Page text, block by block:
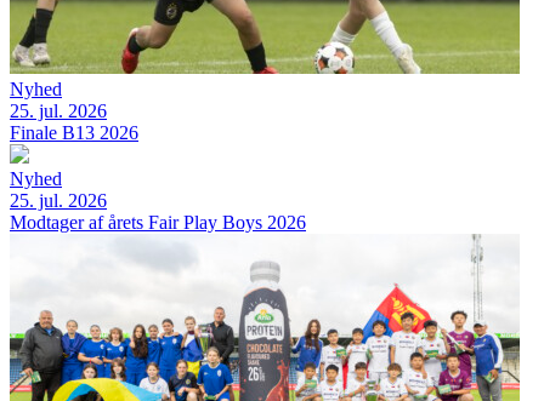
Nyhed
25. jul. 2026
Finale B13 2026
Nyhed
25. jul. 2026
Modtager af årets Fair Play Boys 2026